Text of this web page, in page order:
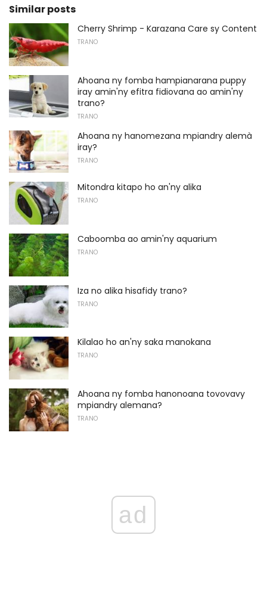
Similar posts
Cherry Shrimp - Karazana Care sy Content
TRANO
Ahoana ny fomba hampianarana puppy
iray amin'ny efitra fidiovana ao amin'ny
trano?
TRANO
Ahoana ny hanomezana mpiandry alemà
iray?
TRANO
Mitondra kitapo ho an'ny alika
TRANO
Caboomba ao amin'ny aquarium
TRANO
Iza no alika hisafidy trano?
TRANO
Kilalao ho an'ny saka manokana
TRANO
Ahoana ny fomba hanonoana tovovavy
mpiandry alemana?
TRANO
ad